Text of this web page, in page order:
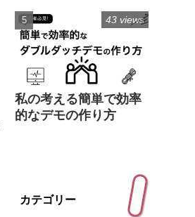
私の考える簡単で効率
的なデモの作り方
43 views
カテゴリー